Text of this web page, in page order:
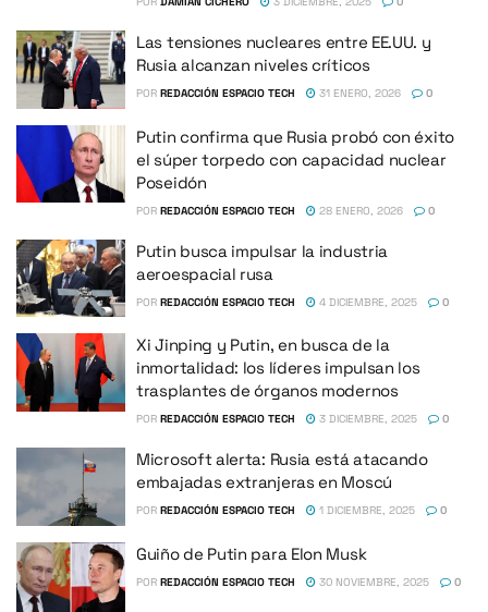
Las tensiones nucleares entre EE.UU. y
Rusia alcanzan niveles críticos
POR REDACCIÓN ESPACIO TECH 31 ENERO, 2026 0
Putin confirma que Rusia probó con éxito
el súper torpedo con capacidad nuclear
Poseidón
POR REDACCIÓN ESPACIO TECH 28 ENERO, 2026 0
Putin busca impulsar la industria
aeroespacial rusa
POR REDACCIÓN ESPACIO TECH 4 DICIEMBRE, 2025 0
Xi Jinping y Putin, en busca de la
inmortalidad: los líderes impulsan los
trasplantes de órganos modernos
POR REDACCIÓN ESPACIO TECH 3 DICIEMBRE, 2025 0
Microsoft alerta: Rusia está atacando
embajadas extranjeras en Moscú
POR REDACCIÓN ESPACIO TECH 1 DICIEMBRE, 2025 0
Guiño de Putin para Elon Musk
POR REDACCIÓN ESPACIO TECH 30 NOVIEMBRE, 2025 0